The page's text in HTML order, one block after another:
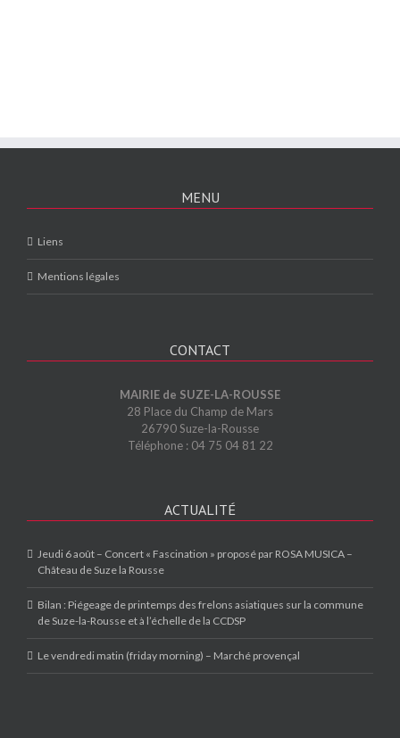
MENU
Liens
Mentions légales
CONTACT
MAIRIE de SUZE-LA-ROUSSE
28 Place du Champ de Mars
26790 Suze-la-Rousse
Téléphone : 04 75 04 81 22
ACTUALITÉ
Jeudi 6 août – Concert « Fascination » proposé par ROSA MUSICA –
Château de Suze la Rousse
Bilan : Piégeage de printemps des frelons asiatiques sur la commune
de Suze-la-Rousse et à l’échelle de la CCDSP
Le vendredi matin (friday morning) – Marché provençal